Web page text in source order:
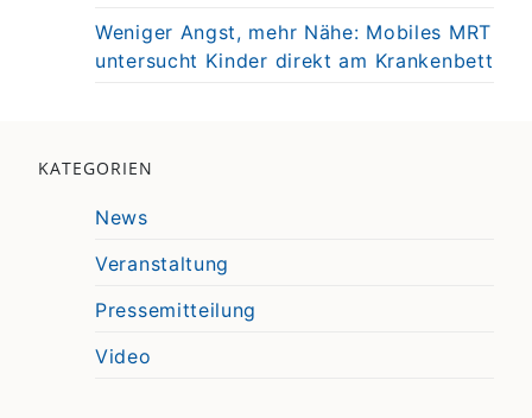
Weniger Angst, mehr Nähe: Mobiles MRT
untersucht Kinder direkt am Krankenbett
KATEGORIEN
News
Veranstaltung
Pressemitteilung
Video